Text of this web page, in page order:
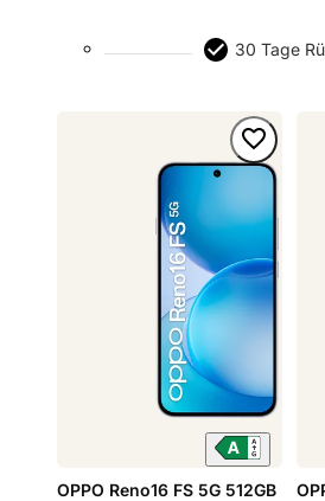
30 Tage
OPPO Reno16 FS 5G 512GB